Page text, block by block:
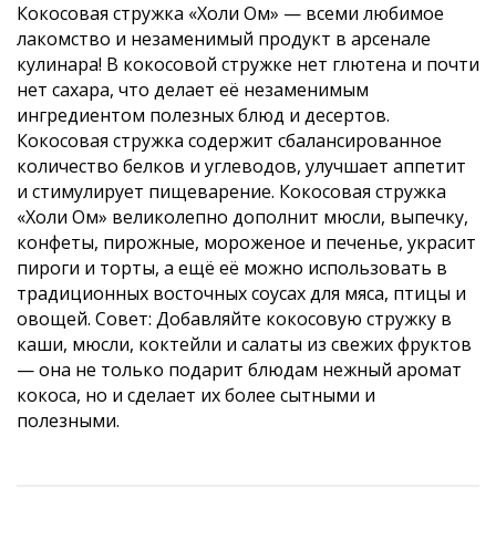
Кокосовая стружка «Холи Ом» — всеми любимое
лакомство и незаменимый продукт в арсенале
кулинара! В кокосовой стружке нет глютена и почти
нет сахара, что делает её незаменимым
ингредиентом полезных блюд и десертов.
Кокосовая стружка содержит сбалансированное
количество белков и углеводов, улучшает аппетит
и стимулирует пищеварение. Кокосовая стружка
«Холи Ом» великолепно дополнит мюсли, выпечку,
конфеты, пирожные, мороженое и печенье, украсит
пироги и торты, а ещё её можно использовать в
традиционных восточных соусах для мяса, птицы и
овощей. Совет: Добавляйте кокосовую стружку в
каши, мюсли, коктейли и салаты из свежих фруктов
— она не только подарит блюдам нежный аромат
кокоса, но и сделает их более сытными и
полезными.